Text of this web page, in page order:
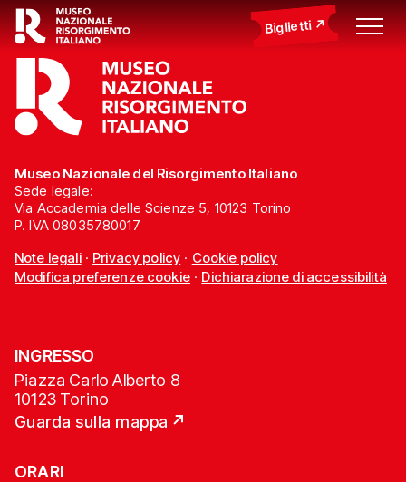
Biglietti
Museo Nazionale del Risorgimento Italiano
Sede legale:
Via Accademia delle Scienze 5, 10123 Torino
P. IVA 08035780017
Note legali· Privacy policy · Cookie policy
Modifica preferenze cookie· Dichiarazione di accessibilità
INGRESSO
Piazza Carlo Alberto 8
10123 Torino
Guarda sulla mappa
ORARI